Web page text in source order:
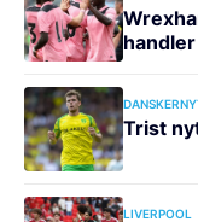
Trist
LIVERPOOL